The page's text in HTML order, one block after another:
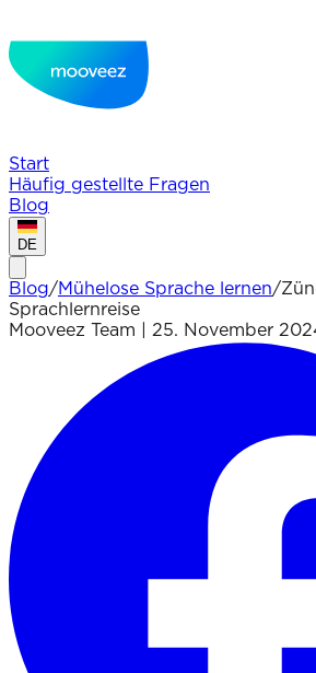
Start
Häufig gestellte Fragen
Blog
DE
Blog/Mühelose Sprache lernen/
Sprachlernreise
Mooveez Team
25. November